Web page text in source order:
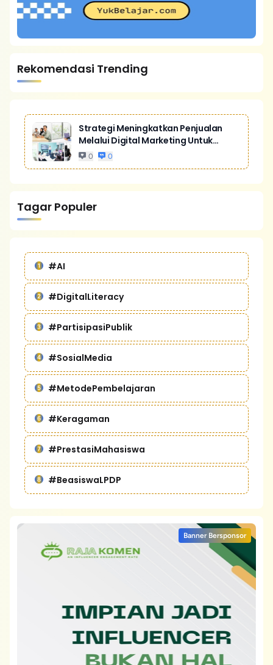
Rekomendasi Trending
Strategi Meningkatkan Penjualan
Melalui Digital Marketing Untuk
Bisnis Yang Lebih Kompetitif
0 0
Tagar Populer
#AI
#DigitalLiteracy
#PartisipasiPublik
#SosialMedia
#MetodePembelajaran
#Keragaman
#PrestasiMahasiswa
#BeasiswaLPDP
Banner Bersponsor